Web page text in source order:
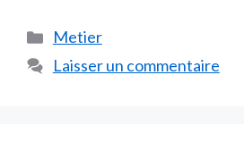
Catégories
Metier
Laisser un commentaire